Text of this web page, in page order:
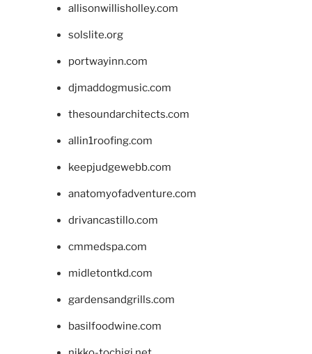
allisonwillisholley.com
solslite.org
portwayinn.com
djmaddogmusic.com
thesoundarchitects.com
allin1roofing.com
keepjudgewebb.com
anatomyofadventure.com
drivancastillo.com
cmmedspa.com
midletontkd.com
gardensandgrills.com
basilfoodwine.com